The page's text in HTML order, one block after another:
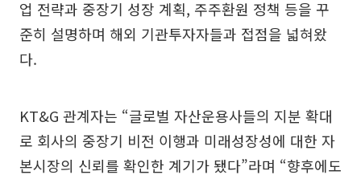
업 전략과 중장기 성장 계획, 주주환원 정책 등을 꾸
준히 설명하며 해외 기관투자자들과 접점을 넓혀왔
다.
KT&G 관계자는 “글로벌 자산운용사들의 지분 확대
로 회사의 중장기 비전 이행과 미래성장성에 대한 자
본시장의 신뢰를 확인한 계기가 됐다”라며 “향후에도